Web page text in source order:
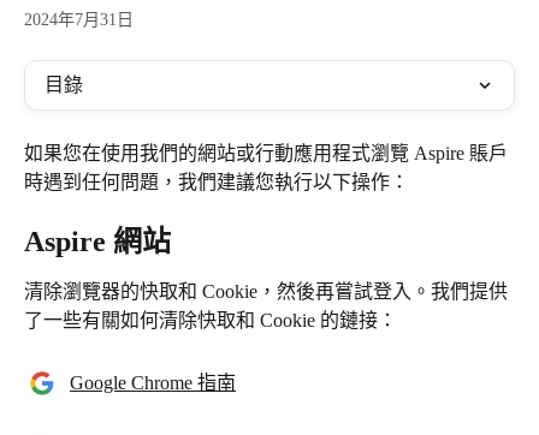
2024年7月31日
目錄
如果您在使用我們的網站或行動應用程式瀏覽 Aspire 賬戶
時遇到任何問題，我們建議您執行以下操作：
Aspire 網站
清除瀏覽器的快取和 Cookie，然後再嘗試登入。我們提供
了一些有關如何清除快取和 Cookie 的鏈接：
Google Chrome 指南